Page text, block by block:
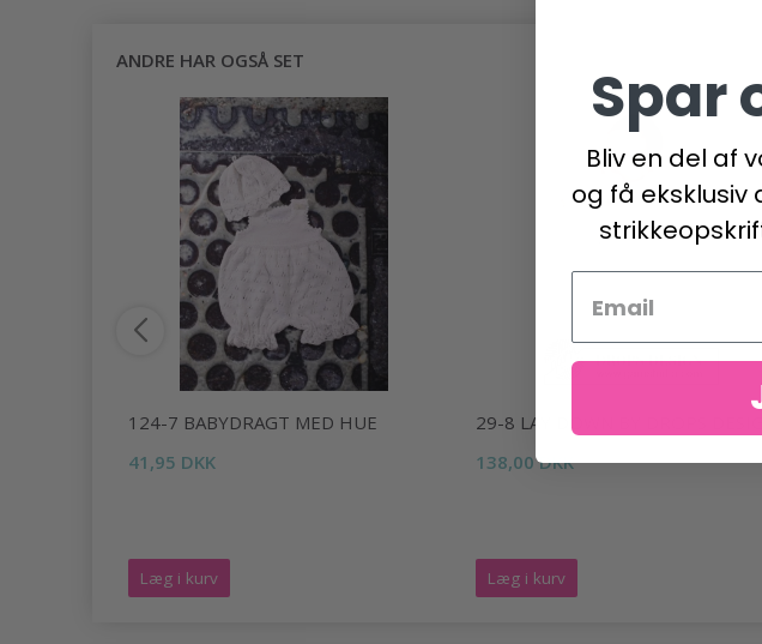
ANDRE HAR OGSÅ SET
124-7 BABYDRAGT MED HUE
41,95 DKK
Læg i kurv
29-8 LAY DOWN BY DROPS
138,00 DKK
Læg i kurv
Spar
Bliv en del af
og få